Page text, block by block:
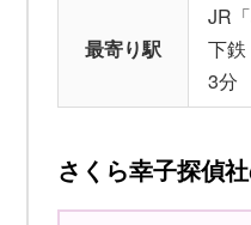
最寄り駅
JR
下
3分
さくら幸子探偵